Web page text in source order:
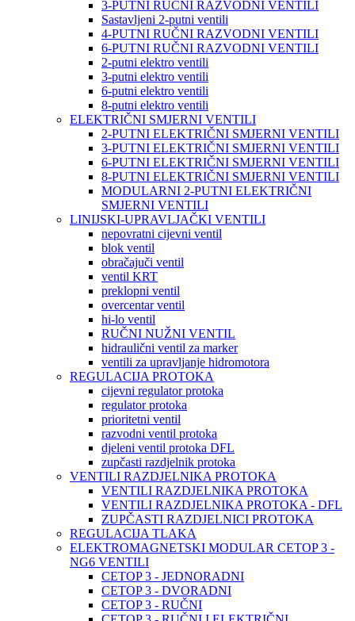
3-PUTNI RUČNI RAZVODNI VENTILI
Sastavljeni 2-putni ventili
4-PUTNI RUČNI RAZVODNI VENTILI
6-PUTNI RUČNI RAZVODNI VENTILI
2-putni elektro ventili
3-putni elektro ventili
6-putni elektro ventili
8-putni elektro ventili
ELEKTRIČNI SMJERNI VENTILI
2-PUTNI ELEKTRIČNI SMJERNI VENTILI
3-PUTNI ELEKTRIČNI SMJERNI VENTILI
6-PUTNI ELEKTRIČNI SMJERNI VENTILI
8-PUTNI ELEKTRIČNI SMJERNI VENTILI
MODULARNI 2-PUTNI ELEKTRIČNI
SMJERNI VENTILI
LINIJSKI-UPRAVLJAČKI VENTILI
nepovratni cijevni ventil
blok ventil
obračajuči ventil
ventil KRT
preklopni ventil
overcentar ventil
hi-lo ventil
RUČNI NUŽNI VENTIL
hidraulični ventil za marker
ventili za upravljanje hidromotora
REGULACIJA PROTOKA
cijevni regulator protoka
regulator protoka
prioritetni ventil
razvodni ventil protoka
djeleni ventil protoka DFL
zupčasti razdjelnik protoka
VENTILI RAZDJELNIKA PROTOKA
VENTILI RAZDJELNIKA PROTOKA
VENTILI RAZDJELNIKA PROTOKA - DFL
ZUPČASTI RAZDJELNICI PROTOKA
REGULACIJA TLAKA
ELEKTROMAGNETSKI MODULAR CETOP 3 -
NG6 VENTILI
CETOP 3 - JEDNORADNI
CETOP 3 - DVORADNI
CETOP 3 - RUČNI